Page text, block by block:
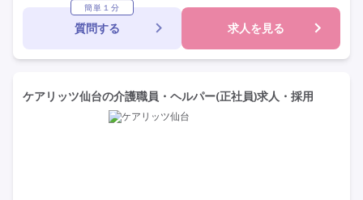
託児所・保育支援あり
学歴不問
定年60歳以上
車通勤可
資格取得支援
簡単１分
質問する 求人を見る
ケアリッツ仙台の介護職員・ヘルパー(正社員)求人・採用